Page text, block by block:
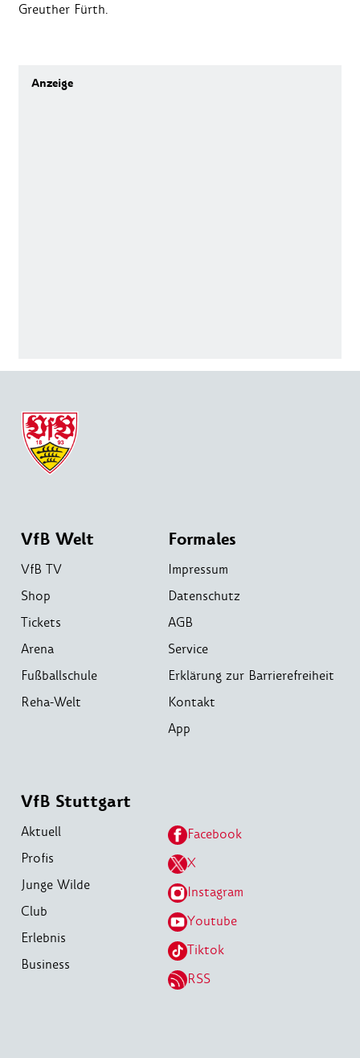
Greuther Fürth.
VfB Welt
VfB TV
Shop
Tickets
Arena
Fußballschule
Reha-Welt
Formales
Impressum
Datenschutz
AGB
Service
Erklärung zur Barrierefreiheit
Kontakt
App
VfB Stuttgart
Aktuell
Profis
Junge Wilde
Club
Erlebnis
Business
Facebook
X
Instagram
Youtube
Tiktok
RSS